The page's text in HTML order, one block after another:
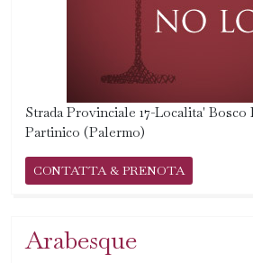
Strada Provinciale 17-Localita' Bosco
Partinico (Palermo)
CONTATTA & PRENOTA
Arabesque